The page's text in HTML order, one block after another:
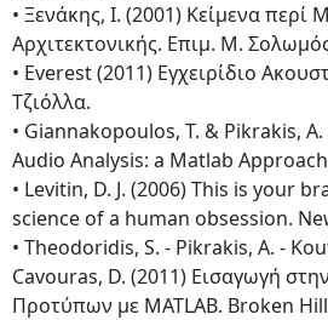
• Ξενάκης, Ι. (2001) Κείμενα περί
Αρχιτεκτονικής. Επιμ. Μ.
• Everest (2011) Eγχειρίδιο
Τζιόλλα.
• Giannakopoulos, T. & Pikrakis,
Audio Analysis: a Matlab
• Levitin, D. J. (2006) This is your
science of a human obsession.
• Theodoridis, S. - Pikrakis, A. -
Cavouras, D. (2011) Εισαγωγή
Προτύπων με MATLAB. Broken